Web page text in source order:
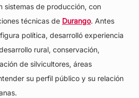
sistemas de producción, con
técnicas de Durango. Antes
política, desarrolló experiencia
rural, conservación,
de silvicultores, áreas
su perfil público y su relación